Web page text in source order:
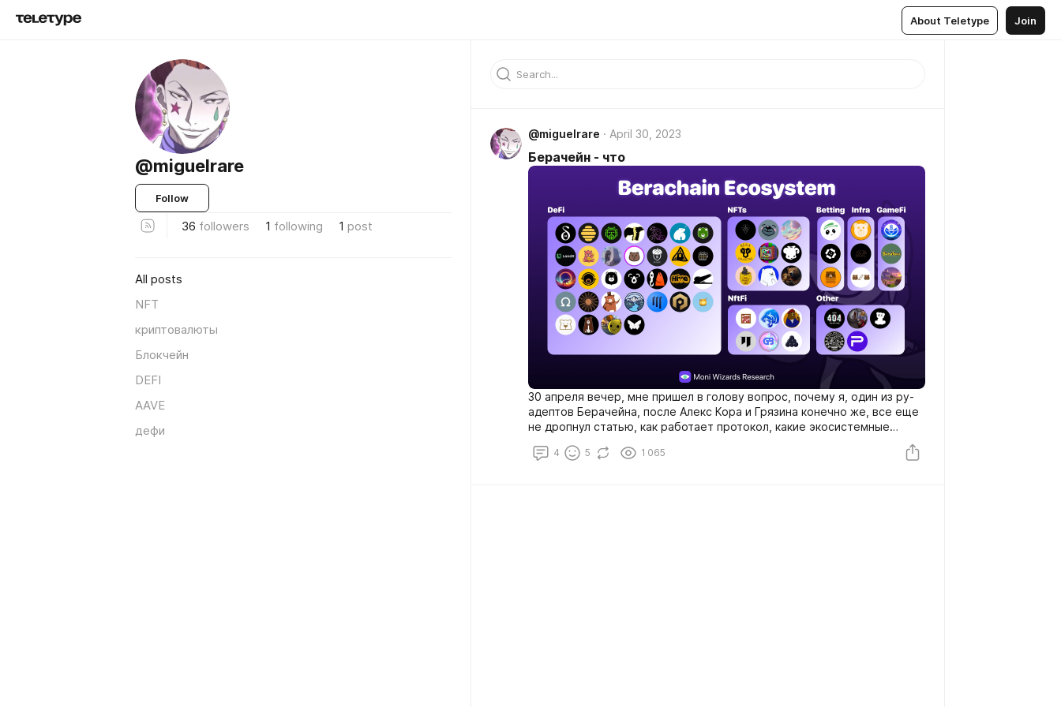
About Teletype Join
@miguelrare
Follow
36 followers 1 following 1 post
All posts
NFT
криптовалюты
Блокчейн
DEFI
AAVE
дефи
@miguelrare April 30, 2023
Берачейн - что
30 апреля вечер, мне пришел в голову вопрос, почему я, один из ру-
адептов Берачейна, после Алекс Кора и Грязина конечно же, все еще
не дропнул статью, как работает протокол, какие экосистемные
мотивация писать что-то на русском (Непривычно уже), нада. Поэтому
4 5 1 065